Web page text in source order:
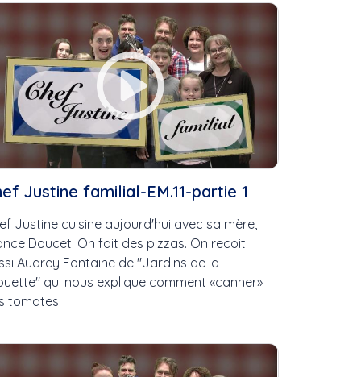
Justine familial-EM.11-partie 1
Justine cuisine aujourd'hui avec sa mère,
Doucet. On fait des pizzas. On recoit
Audrey Fontaine de "Jardins de la
qui nous explique comment «canner»
tomates.